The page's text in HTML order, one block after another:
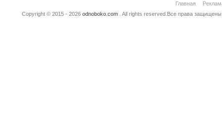
Главная
Copyright © 2015 - 2026 odnoboko.com. All rights reserved.Все права защищены.